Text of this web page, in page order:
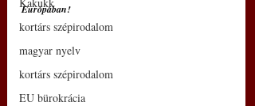
kortárs szépirodalom
magyar nyelv
kortárs szépirodalom
EU bürokrácia
Európában!